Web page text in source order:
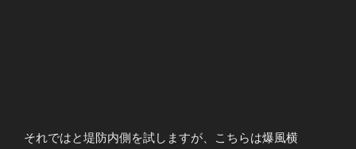
それではと堤防内側を試しますが、こちらは爆風横